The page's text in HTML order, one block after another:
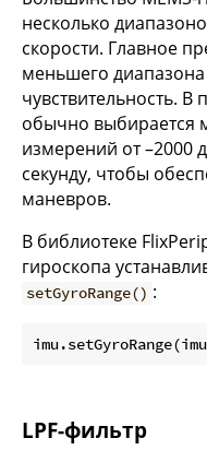
несколько
скорости. Главное
меньшего
чувствительность. В
обычно выбирается
измерений от –2000
секунду, чтобы
маневров.
В библиотеке
гироскопа
setGyroRange() :
LPF-фильтр